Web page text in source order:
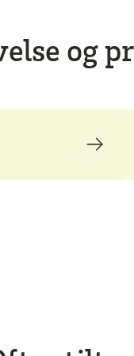
og